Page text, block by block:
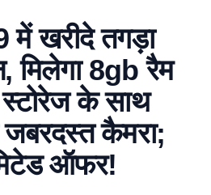
में खरीदे तगड़ा
मिलेगा 8gb रैम
के साथ
कैमरा;
ऑफर!